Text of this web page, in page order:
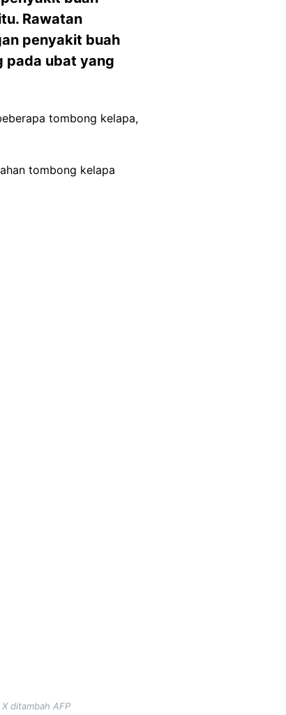
Rawatan
penyakit buah
pada ubat yang
tombong kelapa,
tombong kelapa
ditambah AFP